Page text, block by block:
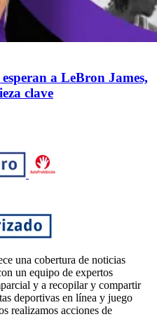
a LeBron James,
clave
una cobertura de noticias
un equipo de expertos
y a recopilar y compartir
deportivas en línea y juego
realizamos acciones de